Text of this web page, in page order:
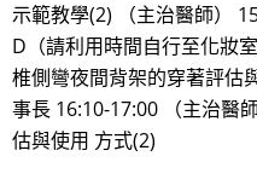
示範教學(2) （主治醫師）
D（請利用時間自行至化妝
椎側彎夜間背架的穿著評估
事長 16:10-17:00 （主治醫
估與使用 方式(2)